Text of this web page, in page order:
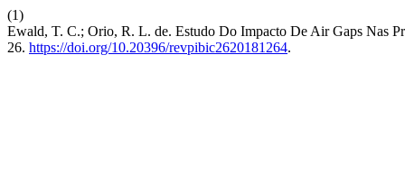
(1)
Ewald, T. C.; Orio, R. L. de. Estudo Do Impacto De Air Gaps Nas
26. https://doi.org/10.20396/revpibic2620181264.